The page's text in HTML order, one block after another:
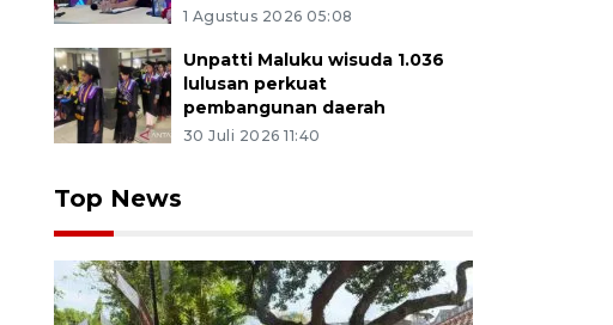
1 Agustus 2026 05:08
Unpatti Maluku wisuda 1.036
lulusan perkuat
pembangunan daerah
30 Juli 2026 11:40
Top News